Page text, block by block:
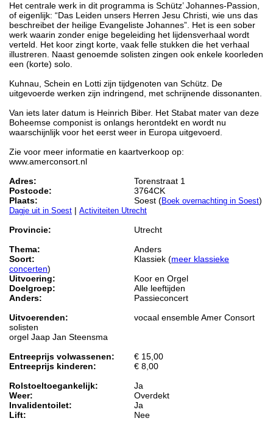
Het centrale werk in dit programma is Schütz’ Johannes-Passion,
of eigenlijk: “Das Leiden unsers Herren Jesu Christi, wie uns das
beschreibet der heilige Evangeliste Johannes”. Het is een sober
werk waarin zonder enige begeleiding het lijdensverhaal wordt
verteld. Het koor zingt korte, vaak felle stukken die het verhaal
illustreren. Naast genoemde solisten zingen ook enkele koorleden
een (korte) solo.
Kuhnau, Schein en Lotti zijn tijdgenoten van Schütz. De
uitgevoerde werken zijn indringend, met schrijnende dissonanten.
Van iets later datum is Heinrich Biber. Het Stabat mater van deze
Boheemse componist is onlangs herontdekt en wordt nu
waarschijnlijk voor het eerst weer in Europa uitgevoerd.
Zie voor meer informatie en kaartverkoop op:
www.amerconsort.nl
Adres:
Torenstraat 1
Postcode:
3764CK
Plaats:
Soest (Boek overnachting in Soest)
Dagje uit in Soest | Activiteiten Utrecht
Provincie:
Utrecht
Thema:
Anders
Soort:
Klassiek (meer klassieke
concerten)
Uitvoering:
Koor en Orgel
Doelgroep:
Alle leeftijden
Anders:
Passieconcert
Uitvoerenden:
vocaal ensemble Amer Consort
solisten
orgel Jaap Jan Steensma
Entreeprijs volwassenen:
€ 15,00
Entreeprijs kinderen:
€ 8,00
Rolstoeltoegankelijk:
Ja
Weer:
Overdekt
Invalidentoilet:
Ja
Lift:
Nee